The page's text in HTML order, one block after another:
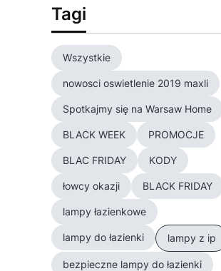
Tagi
Wszystkie
nowosci oswietlenie 2019 maxli
Spotkajmy się na Warsaw Home
BLACK WEEK PROMOCJE
BLAC FRIDAY KODY
łowcy okazji BLACK FRIDAY
lampy łazienkowe
lampy do łazienki lampy z ip
bezpieczne lampy do łazienki